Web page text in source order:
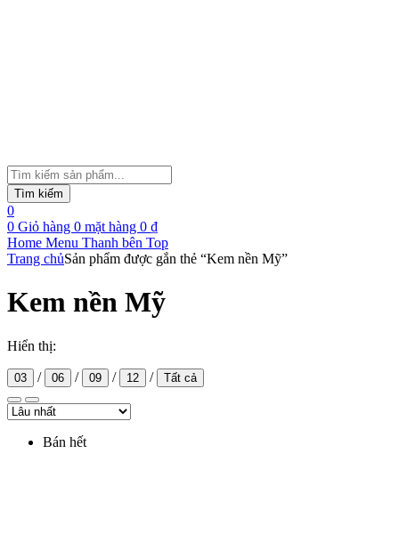
Tìm
kiếm
sản
phẩm
Tìm kiếm
0
0 Giỏ hàng 0 mặt hàng 0 ₫
Home Menu Thanh bên Top
Trang chủSản phẩm được gắn thẻ “Kem nền Mỹ”
Kem nền Mỹ
Hiển thị:
03 / 06 / 09 / 12 / Tất cả
Bán hết